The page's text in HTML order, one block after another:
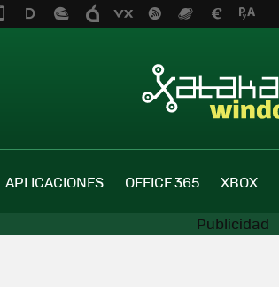
APLICACIONES OFFICE 365 XBOX